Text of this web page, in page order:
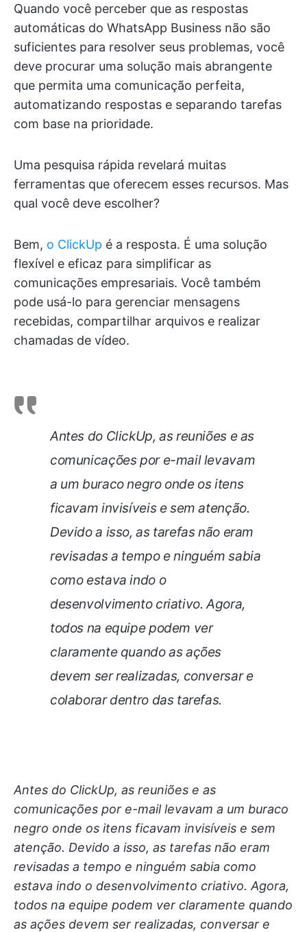
Quando você perceber que as respostas
automáticas do WhatsApp Business não são
suficientes para resolver seus problemas, você
deve procurar uma solução mais abrangente
que permita uma comunicação perfeita,
automatizando respostas e separando tarefas
com base na prioridade.
Uma pesquisa rápida revelará muitas
ferramentas que oferecem esses recursos. Mas
qual você deve escolher?
Bem, o ClickUp é a resposta. É uma solução
flexível e eficaz para simplificar as
comunicações empresariais. Você também
pode usá-lo para gerenciar mensagens
recebidas, compartilhar arquivos e realizar
chamadas de vídeo.
Antes do ClickUp, as reuniões e as
comunicações por e-mail levavam
a um buraco negro onde os itens
ficavam invisíveis e sem atenção.
Devido a isso, as tarefas não eram
revisadas a tempo e ninguém sabia
como estava indo o
desenvolvimento criativo. Agora,
todos na equipe podem ver
claramente quando as ações
devem ser realizadas, conversar e
colaborar dentro das tarefas.
Antes do ClickUp, as reuniões e as
comunicações por e-mail levavam a um buraco
negro onde os itens ficavam invisíveis e sem
atenção. Devido a isso, as tarefas não eram
revisadas a tempo e ninguém sabia como
estava indo o desenvolvimento criativo. Agora,
todos na equipe podem ver claramente quando
as ações devem ser realizadas, conversar e